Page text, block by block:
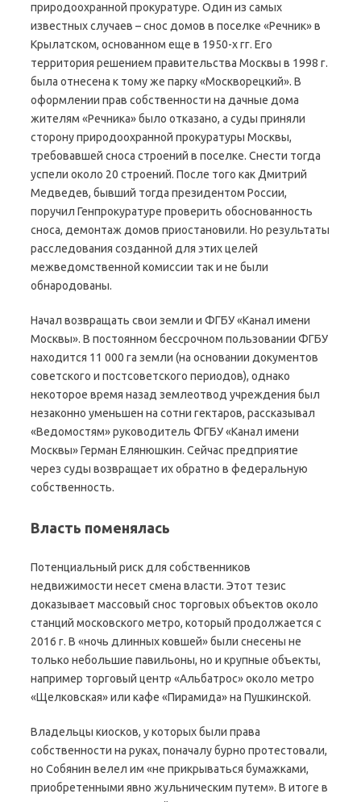
природоохранной прокуратуре. Один из самых
известных случаев – снос домов в поселке «Речник» в
Крылатском, основанном еще в 1950-х гг. Его
территория решением правительства Москвы в 1998 г.
была отнесена к тому же парку «Москворецкий». В
оформлении прав собственности на дачные дома
жителям «Речника» было отказано, а суды приняли
сторону природоохранной прокуратуры Москвы,
требовавшей сноса строений в поселке. Снести тогда
успели около 20 строений. После того как Дмитрий
Медведев, бывший тогда президентом России,
поручил Генпрокуратуре проверить обоснованность
сноса, демонтаж домов приостановили. Но результаты
расследования созданной для этих целей
межведомственной комиссии так и не были
обнародованы.
Начал возвращать свои земли и ФГБУ «Канал имени
Москвы». В постоянном бессрочном пользовании ФГБУ
находится 11 000 га земли (на основании документов
советского и постсоветского периодов), однако
некоторое время назад землеотвод учреждения был
незаконно уменьшен на сотни гектаров, рассказывал
«Ведомостям» руководитель ФГБУ «Канал имени
Москвы» Герман Елянюшкин. Сейчас предприятие
через суды возвращает их обратно в федеральную
собственность.
Власть поменялась
Потенциальный риск для собственников
недвижимости несет смена власти. Этот тезис
доказывает массовый снос торговых объектов около
станций московского метро, который продолжается с
2016 г. В «ночь длинных ковшей» были снесены не
только небольшие павильоны, но и крупные объекты,
например торговый центр «Альбатрос» около метро
«Щелковская» или кафе «Пирамида» на Пушкинской.
Владельцы киосков, у которых были права
собственности на руках, поначалу бурно протестовали,
но Собянин велел им «не прикрываться бумажками,
приобретенными явно жульническим путем». В итоге в